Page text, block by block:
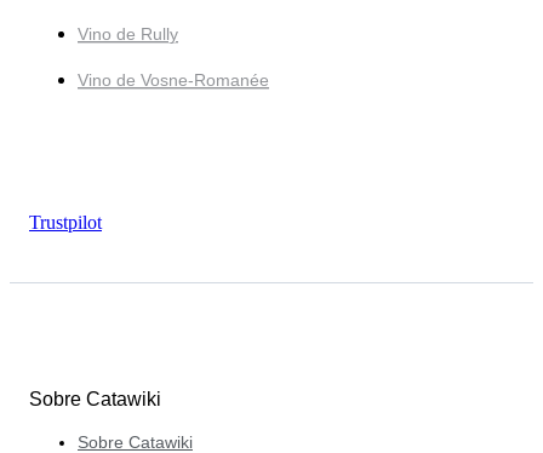
Vino de Rully
Vino de Vosne-Romanée
Trustpilot
Sobre Catawiki
Sobre Catawiki